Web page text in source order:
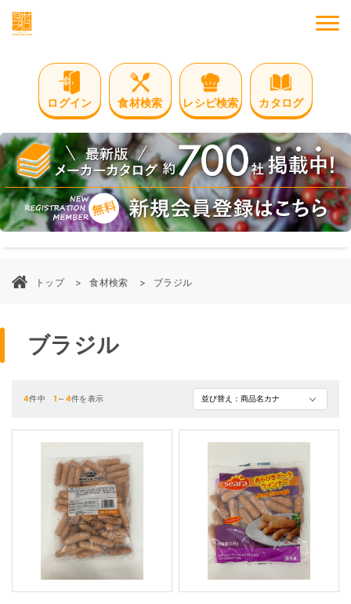
ログイン 食材検索 レシピ検索 カタログ
トップ 食材検索 ブラジル
ブラジル
4件中1 ～ 4件を表示